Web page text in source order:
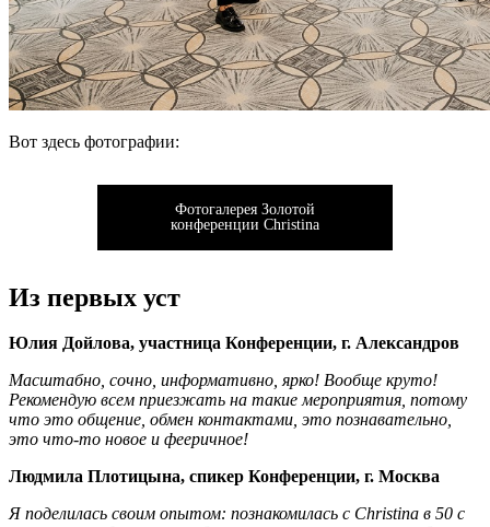
Вот здесь фотографии:
Фотогалерея Золотой
конференции Christina
Из первых уст
Юлия Дойлова, участница Конференции, г. Александров
Масштабно, сочно, информативно, ярко! Вообще круто!
Рекомендую всем приезжать на такие мероприятия, потому
что это общение, обмен контактами, это познавательно,
это что-то новое и фееричное!
Людмила Плотицына, спикер Конференции, г. Москва
Я поделилась своим опытом: познакомилась с Сhristina в 50 с